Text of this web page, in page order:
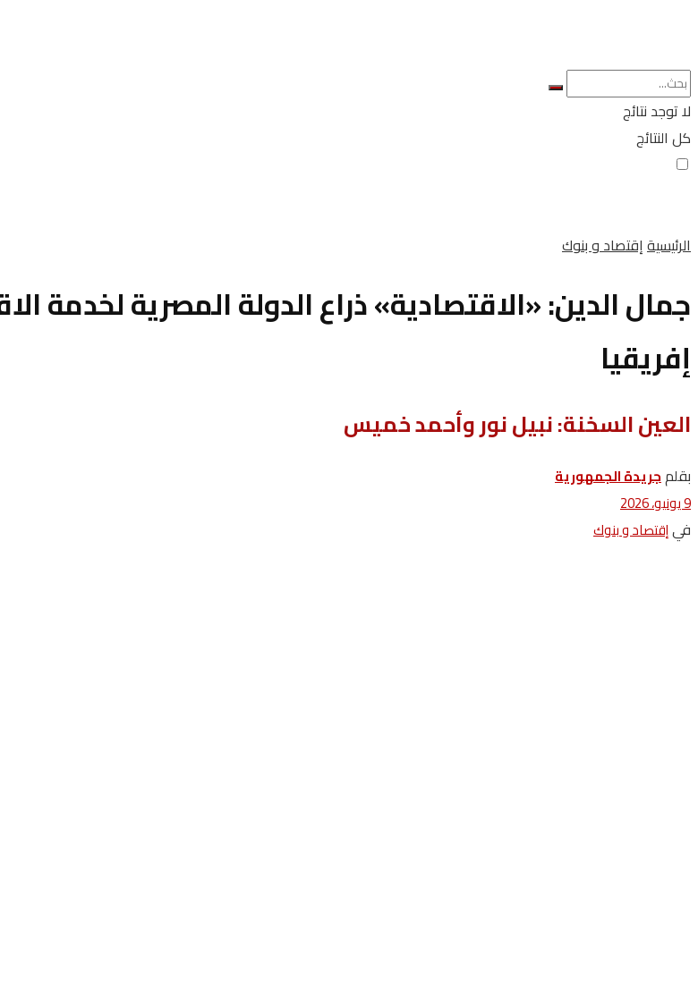
لا توجد نتائج
كل النتائج
الرئيسيةإقتصاد و بنوك
جمال الدين: «الاقتصادية» ذراع الدولة المصرية لخدمة
إفريقيا
العين السخنة: نبيل نور وأحمد خميس
بقلمجريدة الجمهورية
9 يونيو، 2026
فيإقتصاد و بنوك